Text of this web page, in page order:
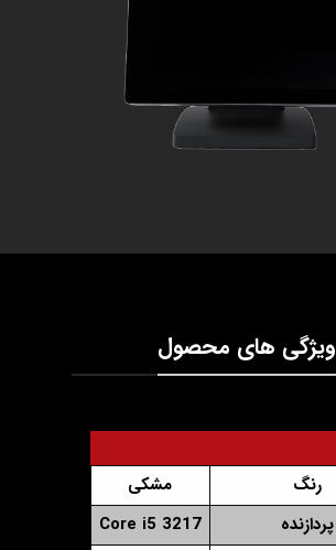
ویژگی های محصول
رنگ
مشکی
پردازنده
Core i5 3217